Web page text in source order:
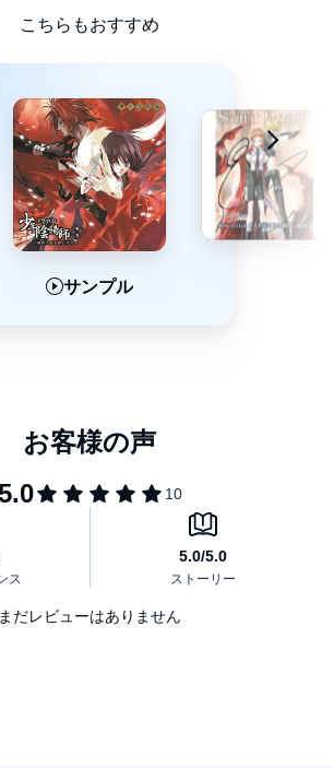
こちらもおすすめ
サンプル
まだレビューはありません